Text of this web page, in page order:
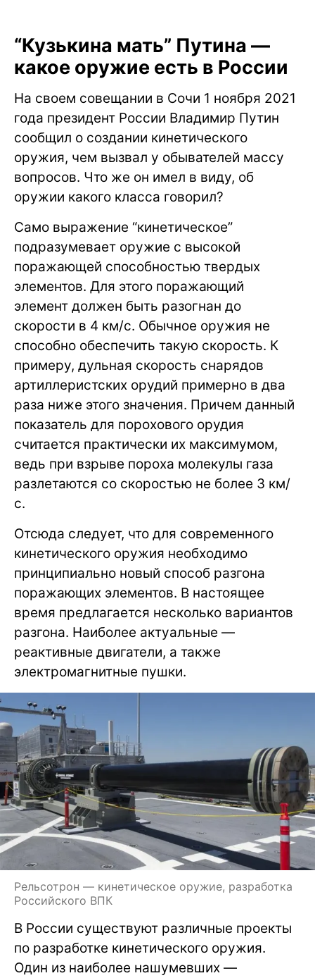
“Кузькина мать” Путина —
какое оружие есть в России
На своем совещании в Сочи 1 ноября 2021
года президент России Владимир Путин
сообщил о создании кинетического
оружия, чем вызвал у обывателей массу
вопросов. Что же он имел в виду, об
оружии какого класса говорил?
Само выражение “кинетическое”
подразумевает оружие с высокой
поражающей способностью твердых
элементов. Для этого поражающий
элемент должен быть разогнан до
скорости в 4 км/с. Обычное оружия не
способно обеспечить такую скорость. К
примеру, дульная скорость снарядов
артиллеристских орудий примерно в два
раза ниже этого значения. Причем данный
показатель для порохового орудия
считается практически их максимумом,
ведь при взрыве пороха молекулы газа
разлетаются со скоростью не более 3 км/
с.
Отсюда следует, что для современного
кинетического оружия необходимо
принципиально новый способ разгона
поражающих элементов. В настоящее
время предлагается несколько вариантов
разгона. Наиболее актуальные —
реактивные двигатели, а также
электромагнитные пушки.
Рельсотрон — кинетическое оружие, разработка
Российского ВПК
В России существуют различные проекты
по разработке кинетического оружия.
Один из наиболее нашумевших —